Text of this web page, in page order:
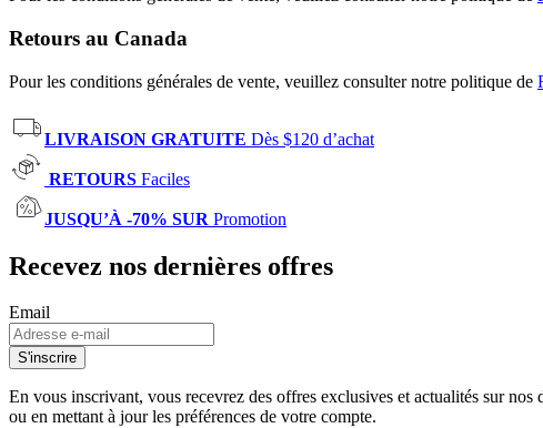
Retours au Canada
Pour les conditions générales de vente, veuillez consulter notre politique de
LIVRAISON GRATUITE Dès $120 d’achat
RETOURS Faciles
JUSQU’À -70% SUR Promotion
Recevez nos dernières offres
Email
S'inscrire
En vous inscrivant, vous recevrez des offres exclusives et actualités sur
ou en mettant à jour les préférences de votre compte.